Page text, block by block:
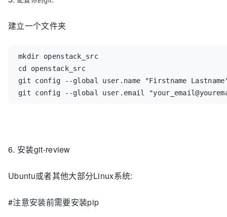
建立一个文件夹
mkdir openstack_src
cd openstack_src
git config --global user.name "Firstname
git config --global user.email
6. 安装git-review
Ubuntu或者其他大部分Linux系统:
#注意安装前需要安装pip